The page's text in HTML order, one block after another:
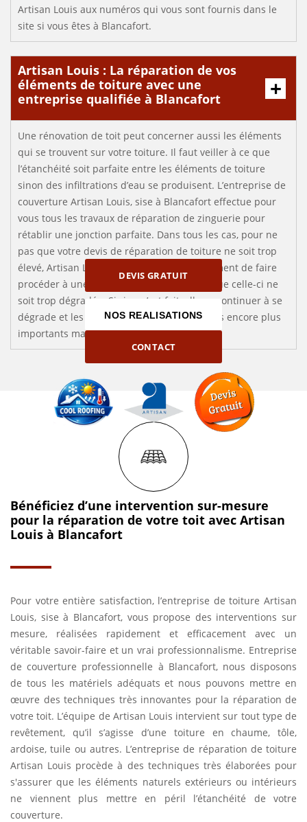
DEVIS GRATUIT
NOS REALISATIONS
CONTACT
Artisan Louis aux numéros qui vous sont fournis dans le
site si vous êtes à Blancafort.
Artisan Louis : La réparation de vos
éléments de toiture avec une
entreprise qualifiée à Blancafort
Une rénovation de toit peut concerner aussi les éléments
qui se trouvent sur votre toiture. Il faut veiller à ce que
l’étanchéité soit parfaite entre les éléments de toiture
sinon des infiltrations d’eau se produisent. L’entreprise de
couverture Artisan Louis, sise à Blancafort effectue pour
vous tous les travaux de réparation de zinguerie pour
rétablir une jonction parfaite. Dans tous les cas, pour ne
pas que votre devis de réparation de toiture ne soit trop
élevé, Artisan Louis vous recommande vivement de faire
procéder à une réfection de toiture avant que celle-ci ne
soit trop dégradée. Si rien n’est fait, elle va continuer à se
dégrade et les travaux à réaliser seront alors encore plus
importants mais aussi onéreux.
Bénéficiez d’une intervention sur-mesure
pour la réparation de votre toit avec Artisan
Louis à Blancafort
Pour votre entière satisfaction, l’entreprise de toiture Artisan
Louis, sise à Blancafort, vous propose des interventions sur
mesure, réalisées rapidement et efficacement avec un
véritable savoir-faire et un vrai professionnalisme. Entreprise
de couverture professionnelle à Blancafort, nous disposons
de tous les matériels adéquats et nous pouvons mettre en
œuvre des techniques très innovantes pour la réparation de
votre toit. L’équipe de Artisan Louis intervient sur tout type de
revêtement, qu’il s’agisse d’une toiture en chaume, tôle,
ardoise, tuile ou autres. L’entreprise de réparation de toiture
Artisan Louis procède à des techniques très élaborées pour
s'assurer que les éléments naturels extérieurs ou intérieurs
ne viennent plus mettre en péril l’étanchéité de votre
couverture.